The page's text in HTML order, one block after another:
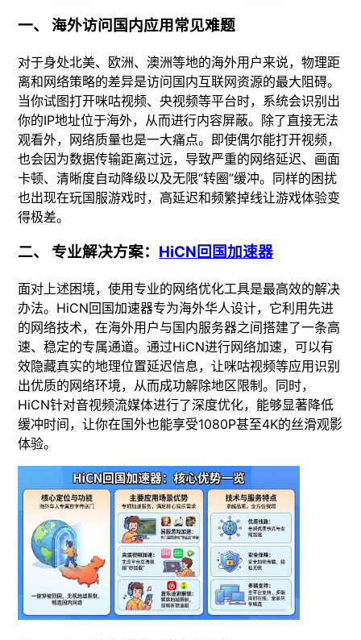
一、 海外访问国内应用常见难题
对于身处北美、欧洲、澳洲等地的海外用户来说，物理距
离和网络策略的差异是访问国内互联网资源的最大阻碍。
当你试图打开咪咕视频、央视频等平台时，系统会识别出
你的IP地址位于海外，从而进行内容屏蔽。除了直接无法
观看外，网络质量也是一大痛点。即使偶尔能打开视频，
也会因为数据传输距离过远，导致严重的网络延迟、画面
卡顿、清晰度自动降级以及无限“转圈”缓冲。同样的困扰
也出现在玩国服游戏时，高延迟和频繁掉线让游戏体验变
得极差。
二、 专业解决方案： HiCN回国加速器
面对上述困境，使用专业的网络优化工具是最高效的解决
办法。HiCN回国加速器专为海外华人设计，它利用先进
的网络技术，在海外用户与国内服务器之间搭建了一条高
速、稳定的专属通道。通过HiCN进行网络加速，可以有
效隐藏真实的地理位置延迟信息，让咪咕视频等应用识别
出优质的网络环境，从而成功解除地区限制。同时，
HiCN针对音视频流媒体进行了深度优化，能够显著降低
缓冲时间，让你在国外也能享受1080P甚至4K的丝滑观影
体验。